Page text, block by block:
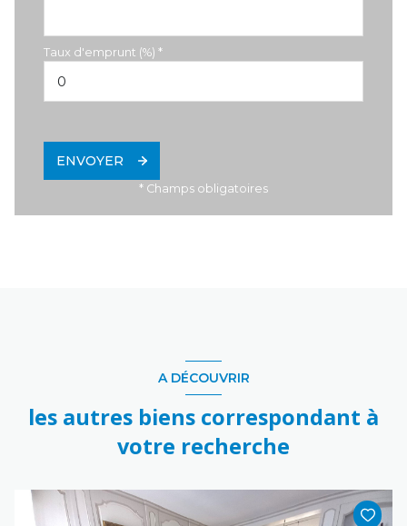
Taux d'emprunt (%) *
ENVOYER
* Champs obligatoires
A DÉCOUVRIR
les autres biens correspondant à
votre recherche